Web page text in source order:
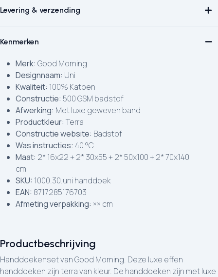
Productbeschrijving
Handdoekenset van Good Morning. Deze luxe effen
handdoeken zijn terra van kleur. De handdoeken zijn met luxe
Levering & verzending
Kenmerken
Merk: Good Morning
Designnaam: Uni
Kwaliteit: 100% Katoen
Constructie: 500 GSM badstof
Afwerking: Met luxe geweven band
Productkleur: Terra
Constructie website: Badstof
Was instructies: 40 °C
Maat: 2* 16x22 + 2* 30x55 + 2* 50x100 + 2* 70x140
cm
SKU: 1000.30.uni handdoek
EAN: 8717285176703
Afmeting verpakking: ×× cm